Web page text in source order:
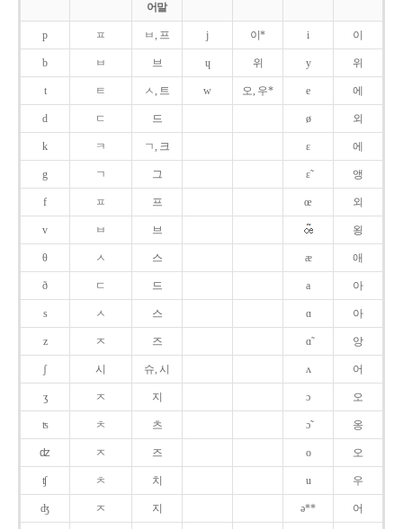
어말
p ㅍ ㅂ, 프 j 이* i 이
b ㅂ 브 ɥ 위 y 위
t ㅌ ㅅ, 트 w 오, 우* e 에
d ㄷ 드 ø 외
k ㅋ ㄱ, 크 ɛ 에
g ㄱ 그 ɛ̃ 앵
f ㅍ 프 œ 외
v ㅂ 브 욍
θ ㅅ 스 æ 애
ð ㄷ 드 a 아
s ㅅ 스 ɑ 아
z ㅈ 즈 ɑ̃ 앙
ʃ 시 슈, 시 ʌ 어
ʒ ㅈ 지 ɔ 오
ʦ ㅊ 츠 ɔ̃ 옹
ʣ ㅈ 즈 o 오
ʧ ㅊ 치 u 우
ʤ ㅈ 지 ə** 어